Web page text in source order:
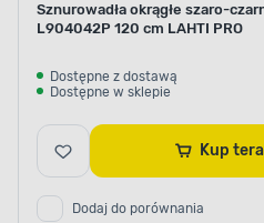
Sznurowadła okrągłe szaro-
L904042P 120 cm LAHTI PRO
Dostępne z dostawą
Dostępne w sklepie
Kup
Dodaj do porównania